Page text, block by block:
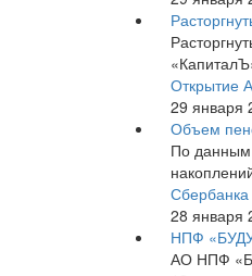
Открытие
29 января
Объем
По данным
28 января
НПФ
АО НПФ